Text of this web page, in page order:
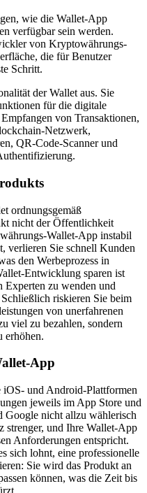
wie die Wallet-App
verfügbar sein werden.
von Kryptowährungs-
die für Benutzer
Schritt.
der Wallet aus. Sie
für die digitale
von Transaktionen,
Netzwerk,
QR-Code-Scanner und
ordnungsgemäß
nicht der Öffentlichkeit
Wallet-App instabil
verlieren Sie schnell Kunden
den Werbeprozess in
Entwicklung sparen ist
Experten zu wenden und
riskieren Sie beim
von unerfahrenen
viel zu bezahlen, sondern
erhöhen.
App
und Android-Plattformen
jeweils im App Store und
Google nicht allzu wählerisch
strenger, und Ihre Wallet-App
Anforderungen entspricht.
sich lohnt, eine professionelle
Sie wird das Produkt an
können, was die Zeit bis